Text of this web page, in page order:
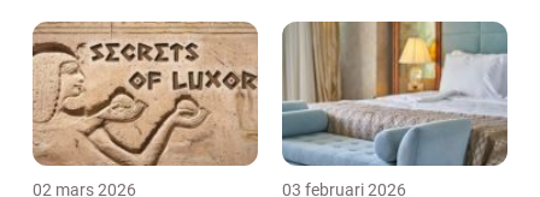
02 mars 2026 03 februari 2026